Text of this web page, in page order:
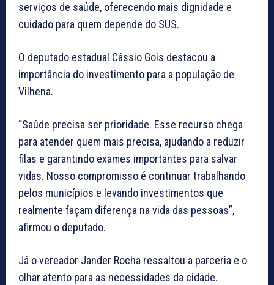
serviços de saúde, oferecendo mais dignidade e
cuidado para quem depende do SUS.
O deputado estadual Cássio Gois destacou a
importância do investimento para a população de
Vilhena.
“Saúde precisa ser prioridade. Esse recurso chega
para atender quem mais precisa, ajudando a reduzir
filas e garantindo exames importantes para salvar
vidas. Nosso compromisso é continuar trabalhando
pelos municípios e levando investimentos que
realmente façam diferença na vida das pessoas”,
afirmou o deputado.
Já o vereador Jander Rocha ressaltou a parceria e o
olhar atento para as necessidades da cidade.